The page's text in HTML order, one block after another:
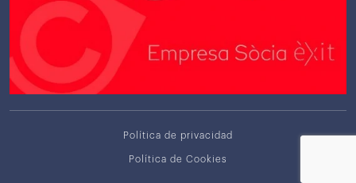
Política de privacidad
Política de Cookies